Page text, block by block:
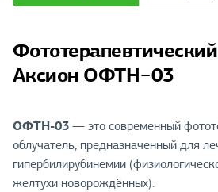
Аксион ОФТН−03
ОФТН-03 — это современный
облучатель, предназначенный для
гипербилирубинемии
желтухи новорождённых).